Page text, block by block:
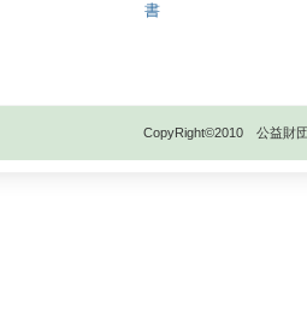
書
CopyRight©2010 公益財